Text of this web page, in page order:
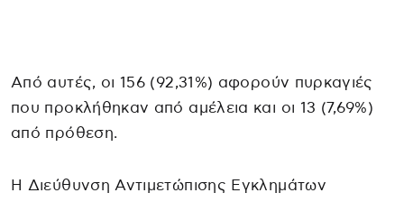
Από αυτές, οι 156 (92,31%) αφορούν πυρκαγιές
που προκλήθηκαν από αμέλεια και οι 13 (7,69%)
από πρόθεση.
Η Διεύθυνση Αντιμετώπισης Εγκλημάτων